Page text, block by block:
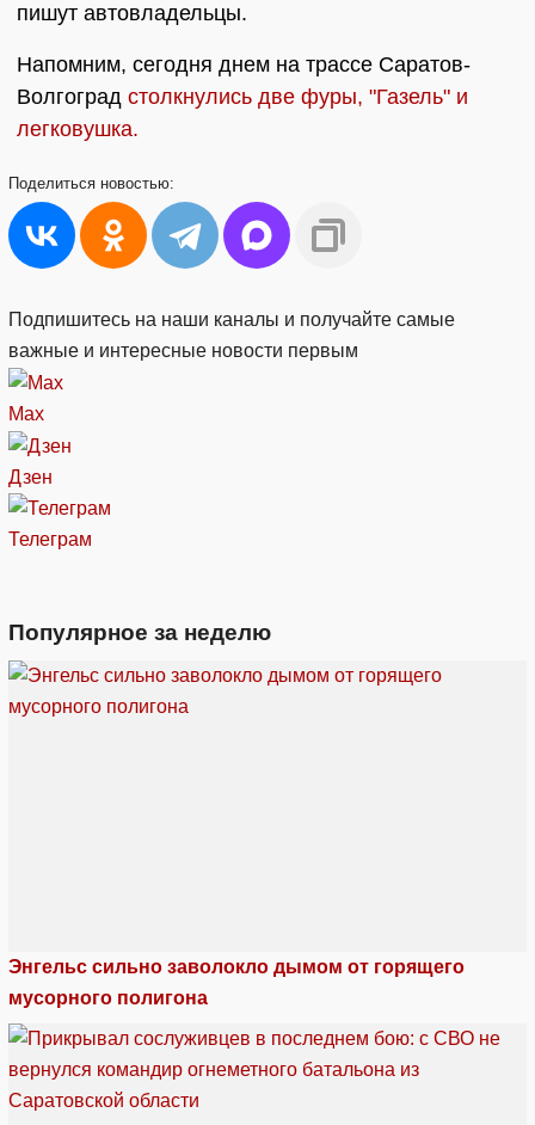
пишут автовладельцы.
Напомним, сегодня днем на трассе Саратов-
Волгоград столкнулись две фуры, "Газель" и
легковушка.
Поделиться новостью:
Подпишитесь на наши каналы и получайте самые
важные и интересные новости первым
Max
Дзен
Телеграм
Популярное за неделю
Энгельс сильно заволокло дымом от горящего
мусорного полигона